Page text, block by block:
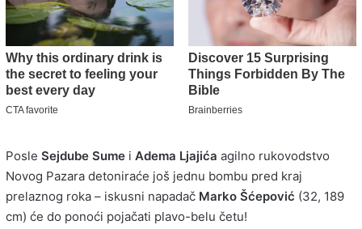
Posle Sejdube Sume i Adema Ljajića agilno rukovodstvo
Novog Pazara detoniraće još jednu bombu pred kraj
prelaznog roka – iskusni napadač Marko Šćepović (32, 189
cm) će do ponoći pojačati plavo-belu četu!